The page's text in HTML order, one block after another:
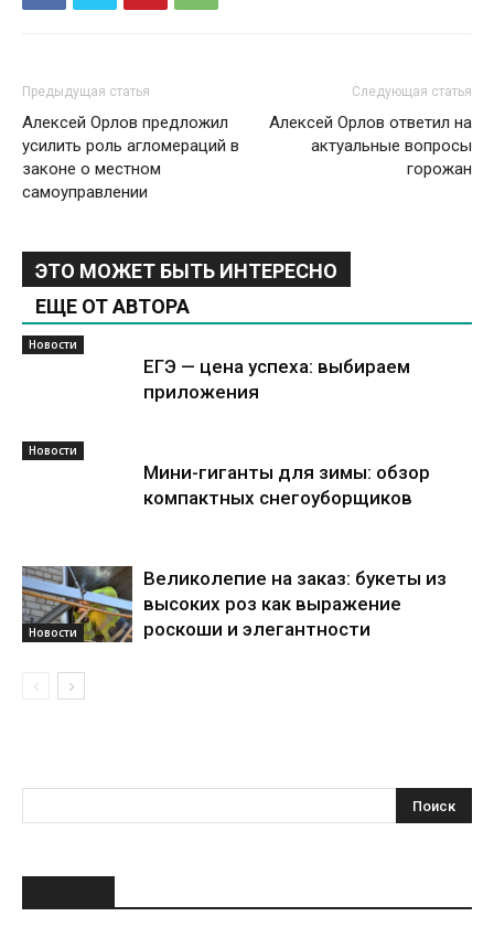
Предыдущая статья
Алексей Орлов предложил
усилить роль агломераций в
законе о местном
самоуправлении
Следующая статья
Алексей Орлов ответил на
актуальные вопросы
горожан
ЭТО МОЖЕТ БЫТЬ ИНТЕРЕСНО
ЕЩЕ ОТ АВТОРА
Новости
ЕГЭ — цена успеха: выбираем
приложения
Новости
Мини-гиганты для зимы: обзор
компактных снегоуборщиков
Новости
Великолепие на заказ: букеты из
высоких роз как выражение
роскоши и элегантности